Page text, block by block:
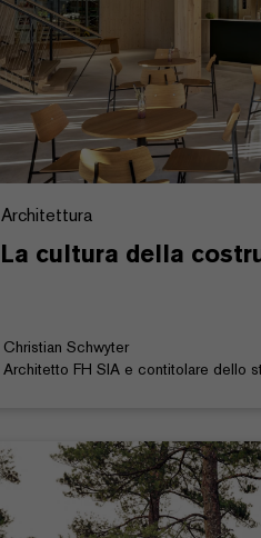
Architettura
La cultura della
Christian Schwyter
Architetto FH SIA e contitolare dello